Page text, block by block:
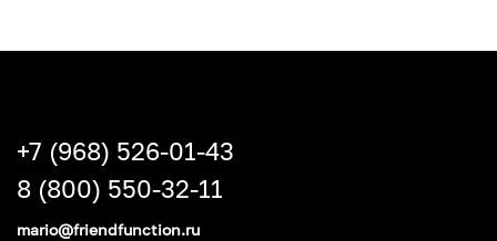
+7 (968) 526-01-43
8 (800) 550-32-11
mario@friendfunction.ru